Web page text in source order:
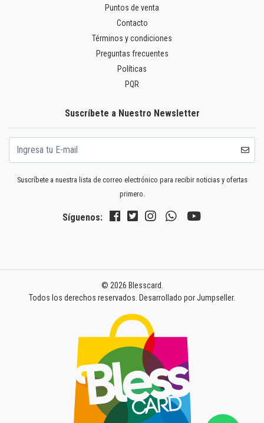
Puntos de venta
Contacto
Términos y condiciones
Preguntas frecuentes
Políticas
PQR
Suscríbete a Nuestro Newsletter
Suscríbete a nuestra lista de correo electrónico para recibir noticias y ofertas
primero.
Síguenos:
© 2026 Blesscard.
Todos los derechos reservados. Desarrollado por Jumpseller.